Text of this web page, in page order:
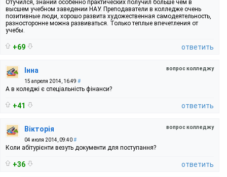
Отучился, знаний особенно практических получил больше чем в
высшем учебном заведении НАУ. Преподаватели в колледже очень
позитивные люди, хорошо развита художественная самодеятельность,
разносторонне можна развиваться. Только теплые впечетления от
учебы.
+69 ответить
вопрос колледжу
Інна
15 апреля 2014, 16:49 #
А в коледжі є спеціальність фінанси?
+41 ответить
вопрос колледжу
Вікторія
04 июля 2014, 09:40#
Коли абітурієнти везуть документи для поступання?
+36 ответить